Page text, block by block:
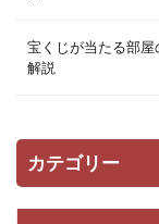
宝くじが当たる部屋
解説
カテゴリー